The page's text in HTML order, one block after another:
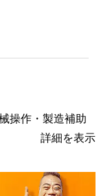
操作・製造補助
詳細を表示